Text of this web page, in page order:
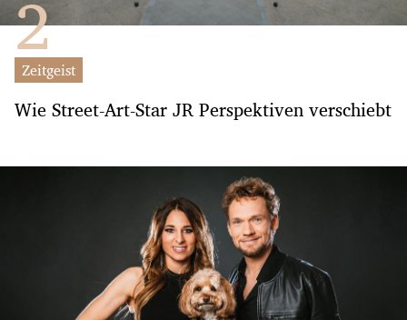
Zeitgeist
Wie Street-Art-Star JR Perspektiven verschiebt